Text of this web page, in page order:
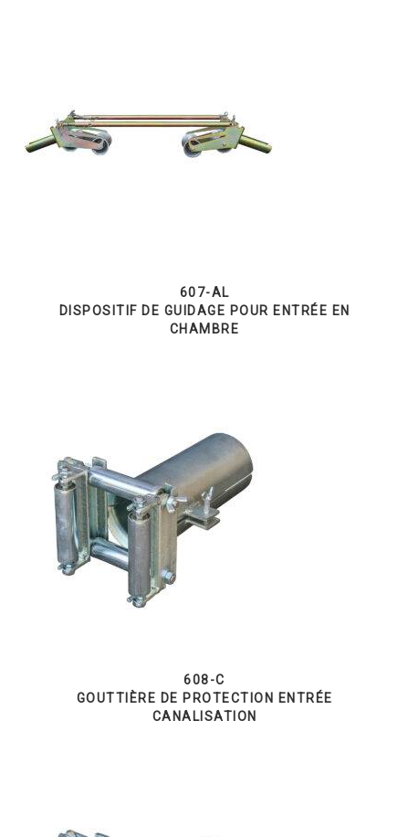
607-AL
DISPOSITIF DE GUIDAGE POUR ENTRÉE EN
CHAMBRE
608-C
GOUTTIÈRE DE PROTECTION ENTRÉE
CANALISATION